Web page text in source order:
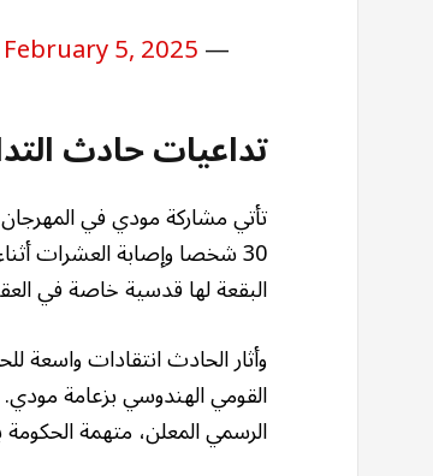
— Narendra Modi (@narendramodi)
February 5, 2025
تداعيات حادث
تأتي مشاركة مودي في
30 شخصا وإصابة العشرات
البقعة لها قدسية خاصة في
وأثار الحادث انتقادات واسعة
القومي الهندوسي بزعامة
الرسمي المعلن، متهمة الحكومة